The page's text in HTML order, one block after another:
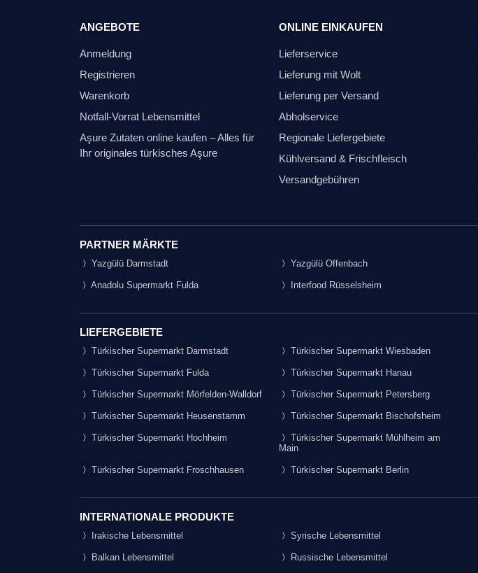
ANGEBOTE
Anmeldung
Registrieren
Warenkorb
Notfall-Vorrat Lebensmittel
Aşure Zutaten online kaufen – Alles für
Ihr originales türkisches Aşure
ONLINE EINKAUFEN
Lieferservice
Lieferung mit Wolt
Lieferung per Versand
Abholservice
Regionale Liefergebiete
Kühlversand & Frischfleisch
Versandgebühren
PARTNER MÄRKTE
Yazgülü Darmstadt Yazgülü Offenbach
Anadolu Supermarkt Fulda Interfood Rüsselsheim
LIEFERGEBIETE
Türkischer Supermarkt Darmstadt Türkischer Supermarkt Wiesbaden
Türkischer Supermarkt Fulda Türkischer Supermarkt Hanau
Türkischer Supermarkt Mörfelden-Walldorf Türkischer Supermarkt Petersberg
Türkischer Supermarkt Heusenstamm Türkischer Supermarkt Bischofsheim
Türkischer Supermarkt Hochheim
Türkischer Supermarkt Mühlheim am
Main
Türkischer Supermarkt Froschhausen Türkischer Supermarkt Berlin
INTERNATIONALE PRODUKTE
Irakische Lebensmittel Syrische Lebensmittel
Balkan Lebensmittel Russische Lebensmittel